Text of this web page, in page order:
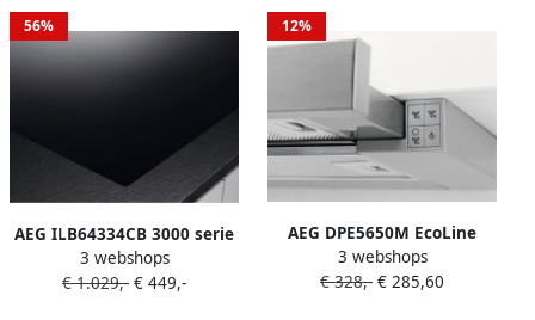
56%
AEG ILB64334CB 3000 serie
Hob2Hood inductie
kookplaat
3 webshops
€ 1.029,- € 449,-
12%
AEG DPE5650M EcoLine
5000 Extractor Afzuigkap
Vlakscherm 60 cm
3 webshops
€ 328,- € 285,60